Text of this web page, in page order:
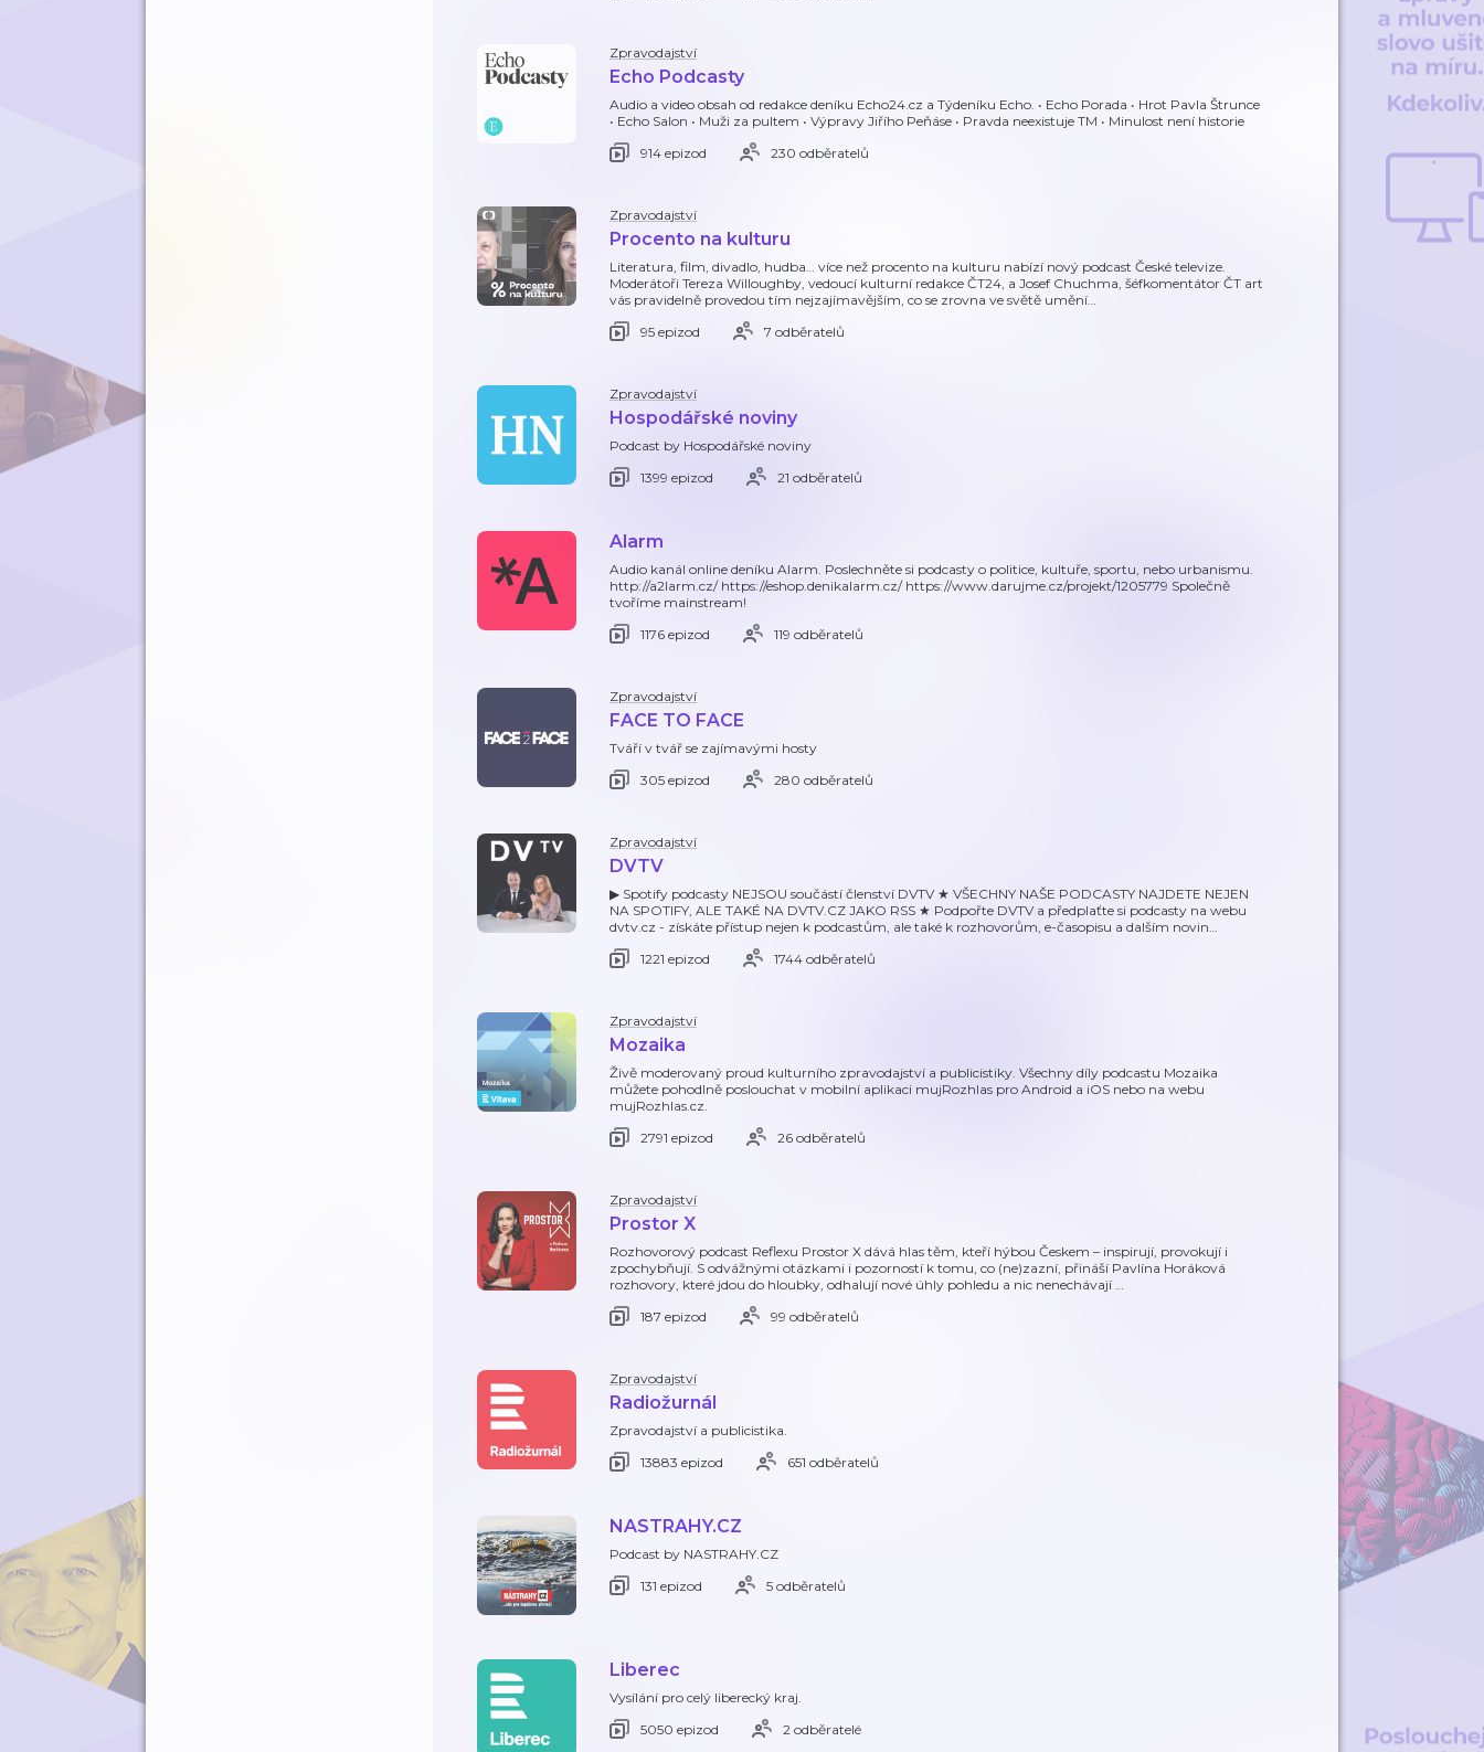
Zpravodajství
Echo Podcasty
Audio a video obsah od redakce deníku Echo24.cz a Týdeníku Echo. • Echo Porada • Hrot Pavla Štrunce
• Echo Salon • Muži za pultem • Výpravy Jiřího Peňáse • Pravda neexistuje TM • Minulost není historie
914 epizod
230 odběratelů
Zpravodajství
Procento na kulturu
Literatura, film, divadlo, hudba… více než procento na kulturu nabízí nový podcast České televize.
Moderátoři Tereza Willoughby, vedoucí kulturní redakce ČT24, a Josef Chuchma, šéfkomentátor ČT art
vás pravidelně provedou tím nejzajímavějším, co se zrovna ve světě umění…
95 epizod
7 odběratelů
Zpravodajství
Hospodářské noviny
Podcast by Hospodářské noviny
1399 epizod
21 odběratelů
Alarm
Audio kanál online deníku Alarm. Poslechněte si podcasty o politice, kultuře, sportu, nebo urbanismu.
http://a2larm.cz/ https://eshop.denikalarm.cz/ https://www.darujme.cz/projekt/1205779 Společně
tvoříme mainstream!
1176 epizod
119 odběratelů
Zpravodajství
FACE TO FACE
Tváří v tvář se zajímavými hosty
305 epizod
280 odběratelů
Zpravodajství
DVTV
▶ Spotify podcasty NEJSOU součástí členství DVTV ★ VŠECHNY NAŠE PODCASTY NAJDETE NEJEN
NA SPOTIFY, ALE TAKÉ NA DVTV.CZ JAKO RSS ★ Podpořte DVTV a předplaťte si podcasty na webu
dvtv.cz - získáte přístup nejen k podcastům, ale také k rozhovorům, e-časopisu a dalším novin…
1221 epizod
1744 odběratelů
Zpravodajství
Mozaika
Živě moderovaný proud kulturního zpravodajství a publicistiky. Všechny díly podcastu Mozaika
můžete pohodlně poslouchat v mobilní aplikaci mujRozhlas pro Android a iOS nebo na webu
mujRozhlas.cz.
2791 epizod
26 odběratelů
Zpravodajství
Prostor X
Rozhovorový podcast Reflexu Prostor X dává hlas těm, kteří hýbou Českem – inspirují, provokují i
zpochybňují. S odvážnými otázkami i pozorností k tomu, co (ne)zazní, přináší Pavlína Horáková
rozhovory, které jdou do hloubky, odhalují nové úhly pohledu a nic nenechávají …
187 epizod
99 odběratelů
Zpravodajství
Radiožurnál
Zpravodajství a publicistika.
13883 epizod
651 odběratelů
NASTRAHY.CZ
Podcast by NASTRAHY.CZ
131 epizod
5 odběratelů
Liberec
Vysílání pro celý liberecký kraj.
5050 epizod
2 odběratelé